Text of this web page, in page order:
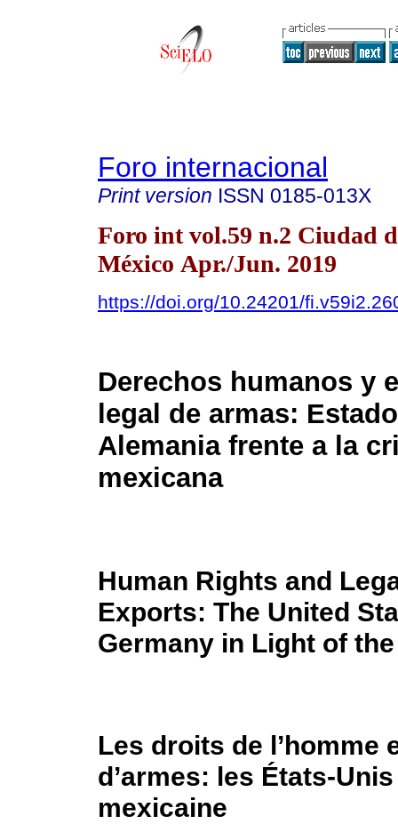
Foro internacional
Print version ISSN 0185-013X
Foro int vol.59 n.2 Ciudad
México Apr./Jun. 2019
https://doi.org/10.24201/
Derechos humanos y
legal de armas:
Alemania frente a la
mexicana
Human Rights and
Exports: The United
Germany in Light of
Les droits de l’homme
d’armes: les États-
mexicaine